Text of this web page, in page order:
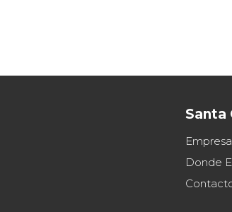
Santa
Empresa
Donde